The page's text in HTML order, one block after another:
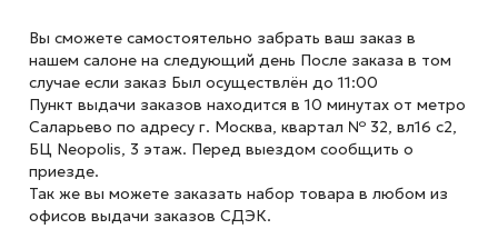
Вы сможете самостоятельно забрать ваш заказ в
нашем салоне на следующий день После заказа в том
случае если заказ Был осуществлён до 11:00
Пункт выдачи заказов находится в 10 минутах от метро
Саларьево по адресу г. Москва, квартал № 32, вл16 с2,
БЦ Neopolis, 3 этаж. Перед выездом сообщить о
приезде.
Так же вы можете заказать набор товара в любом из
офисов выдачи заказов СДЭК.